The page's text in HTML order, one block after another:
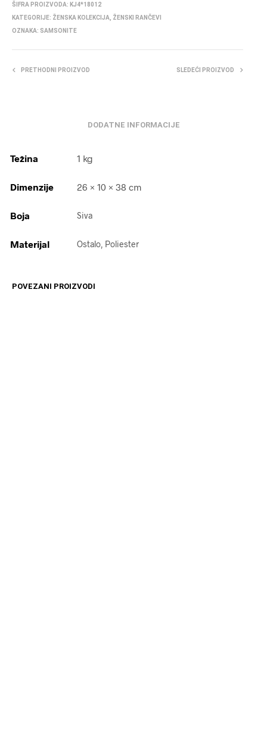
ŠIFRA PROIZVODA: KJ4*18012
KATEGORIJE: ŽENSKA KOLEKCIJA
ŽENSKI RANČEVI
OZNAKA: SAMSONITE
PRETHODNI PROIZVOD SLEDEĆI PROIZVOD
DODATNE INFORMACIJE
Težina 1 kg
Dimenzije 26 × 10 × 38 cm
Boja Siva
Materijal Ostalo, Poliester
POVEZANI PROIZVODI